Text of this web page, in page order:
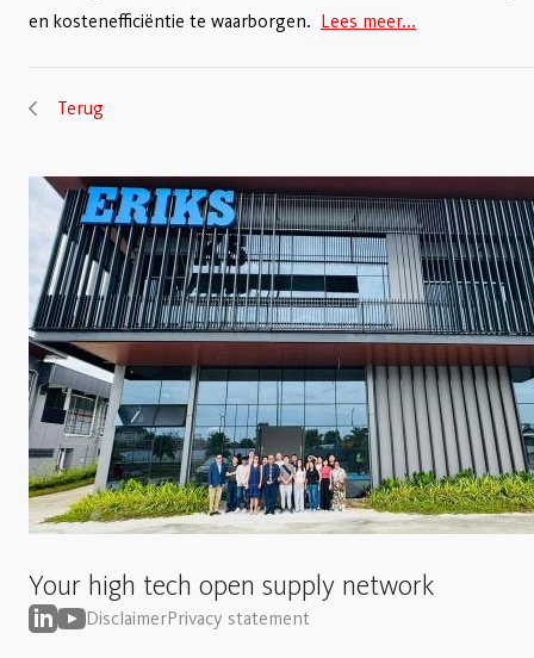
en kostenefficiëntie te waarborgen. Lees meer...
Terug
Your high tech open supply network
DisclaimerPrivacy statement